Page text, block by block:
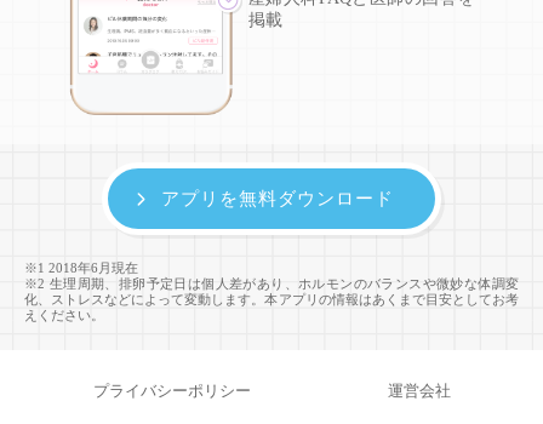
掲載
※1 2018年6月現在
※2 生理周期、排卵予定日は個人差があり、ホルモンのバランスや微妙な体調変
化、ストレスなどによって変動します。本アプリの情報はあくまで目安としてお考
えください。
アプリを無料ダウンロード
プライバシーポリシー 運営会社